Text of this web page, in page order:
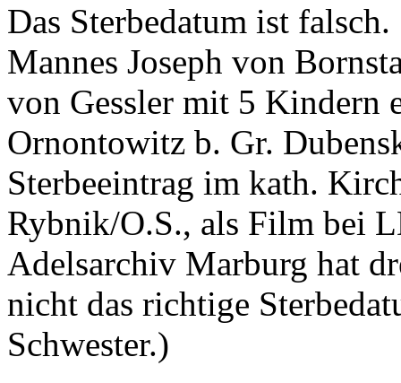
Das Sterbedatum ist
Mannes Joseph von
von Gessler mit 5 Kindern
Ornontowitz b. Gr.
Sterbeeintrag im kath.
Rybnik/O.S., als Film bei
Adelsarchiv Marburg hat
nicht das richtige
Schwester.)